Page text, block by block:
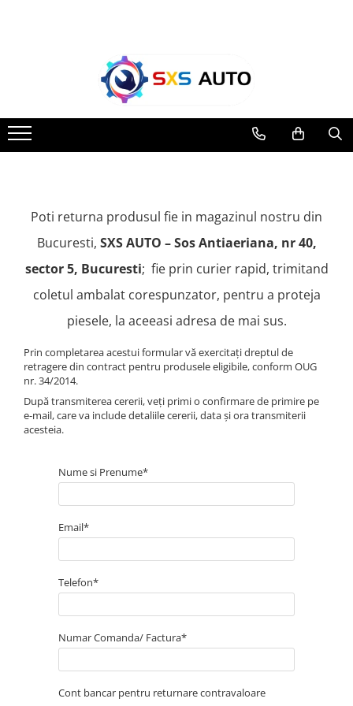
Ulei Motor Original și Aftermarket
- 0W20, 5W30, 5W40 - SXS Auto
0W16
5W30
5W40
5W50
10W50
10W60
20W50
0W12
Aditivi Auto
Lichid de Frana
Ulei Cutie de Viteze
Ulei Servodirectie
Vaselina si Lubrifianti Auto
Filtre Auto
Filtre Aer
Poti returna produsul fie in magazinul nostru din
Bucuresti, SXS AUTO – Sos Antiaeriana, nr 40,
sector 5, Bucuresti; fie prin curier rapid, trimitand
coletul ambalat corespunzator, pentru a proteja
piesele, la aceeasi adresa de mai sus.
Prin completarea acestui formular vă exercitați dreptul de
retragere din contract pentru produsele eligibile, conform OUG
nr. 34/2014.
După transmiterea cererii, veți primi o confirmare de primire pe
e-mail, care va include detaliile cererii, data și ora transmiterii
acesteia.
Nume si Prenume*
Email*
Telefon*
Numar Comanda/ Factura*
Cont bancar pentru returnare contravaloare